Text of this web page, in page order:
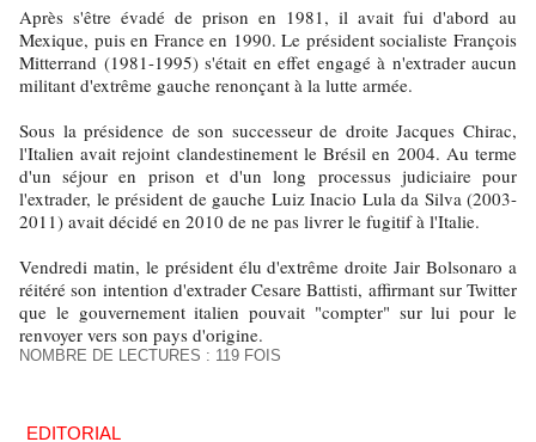
Après s'être évadé de prison en 1981, il avait fui d'abord au
Mexique, puis en France en 1990. Le président socialiste François
Mitterrand (1981-1995) s'était en effet engagé à n'extrader aucun
militant d'extrême gauche renonçant à la lutte armée.
Sous la présidence de son successeur de droite Jacques Chirac,
l'Italien avait rejoint clandestinement le Brésil en 2004. Au terme
d'un séjour en prison et d'un long processus judiciaire pour
l'extrader, le président de gauche Luiz Inacio Lula da Silva (2003-
2011) avait décidé en 2010 de ne pas livrer le fugitif à l'Italie.
Vendredi matin, le président élu d'extrême droite Jair Bolsonaro a
réitéré son intention d'extrader Cesare Battisti, affirmant sur Twitter
que le gouvernement italien pouvait "compter" sur lui pour le
renvoyer vers son pays d'origine.
NOMBRE DE LECTURES : 119 FOIS
EDITORIAL